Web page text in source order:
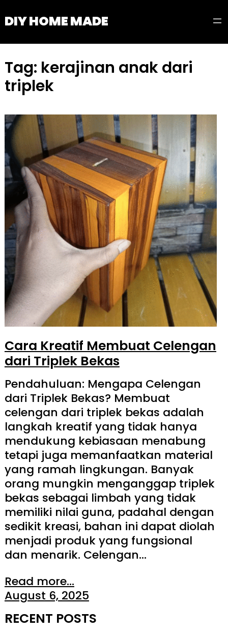
toDIY HOME MADE
Tag: kerajinan anak dari
triplek
Cara Kreatif Membuat Celengan
dari Triplek Bekas
Pendahuluan: Mengapa Celengan
dari Triplek Bekas? Membuat
celengan dari triplek bekas adalah
langkah kreatif yang tidak hanya
mendukung kebiasaan menabung
tetapi juga memanfaatkan material
yang ramah lingkungan. Banyak
orang mungkin menganggap triplek
bekas sebagai limbah yang tidak
memiliki nilai guna, padahal dengan
sedikit kreasi, bahan ini dapat diolah
menjadi produk yang fungsional
dan menarik. Celengan…
Read more...
August 6, 2025
RECENT POSTS